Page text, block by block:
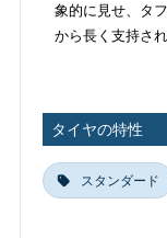
象的に見せ、タ
から長く支持さ
タイヤの特性
スタンダード